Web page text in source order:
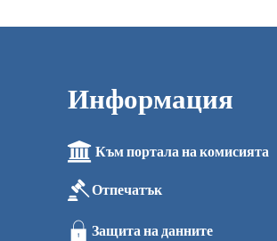
Информация
Към портала на комисията
Отпечатък
Защита на данните